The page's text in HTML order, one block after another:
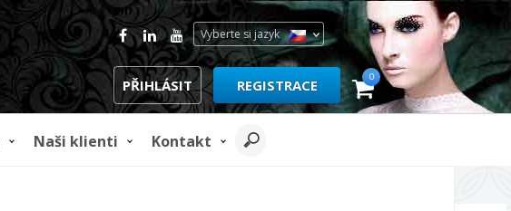
Vyberte si jazyk
PŘIHLÁSIT REGISTRACE 0
Naši klienti Kontakt